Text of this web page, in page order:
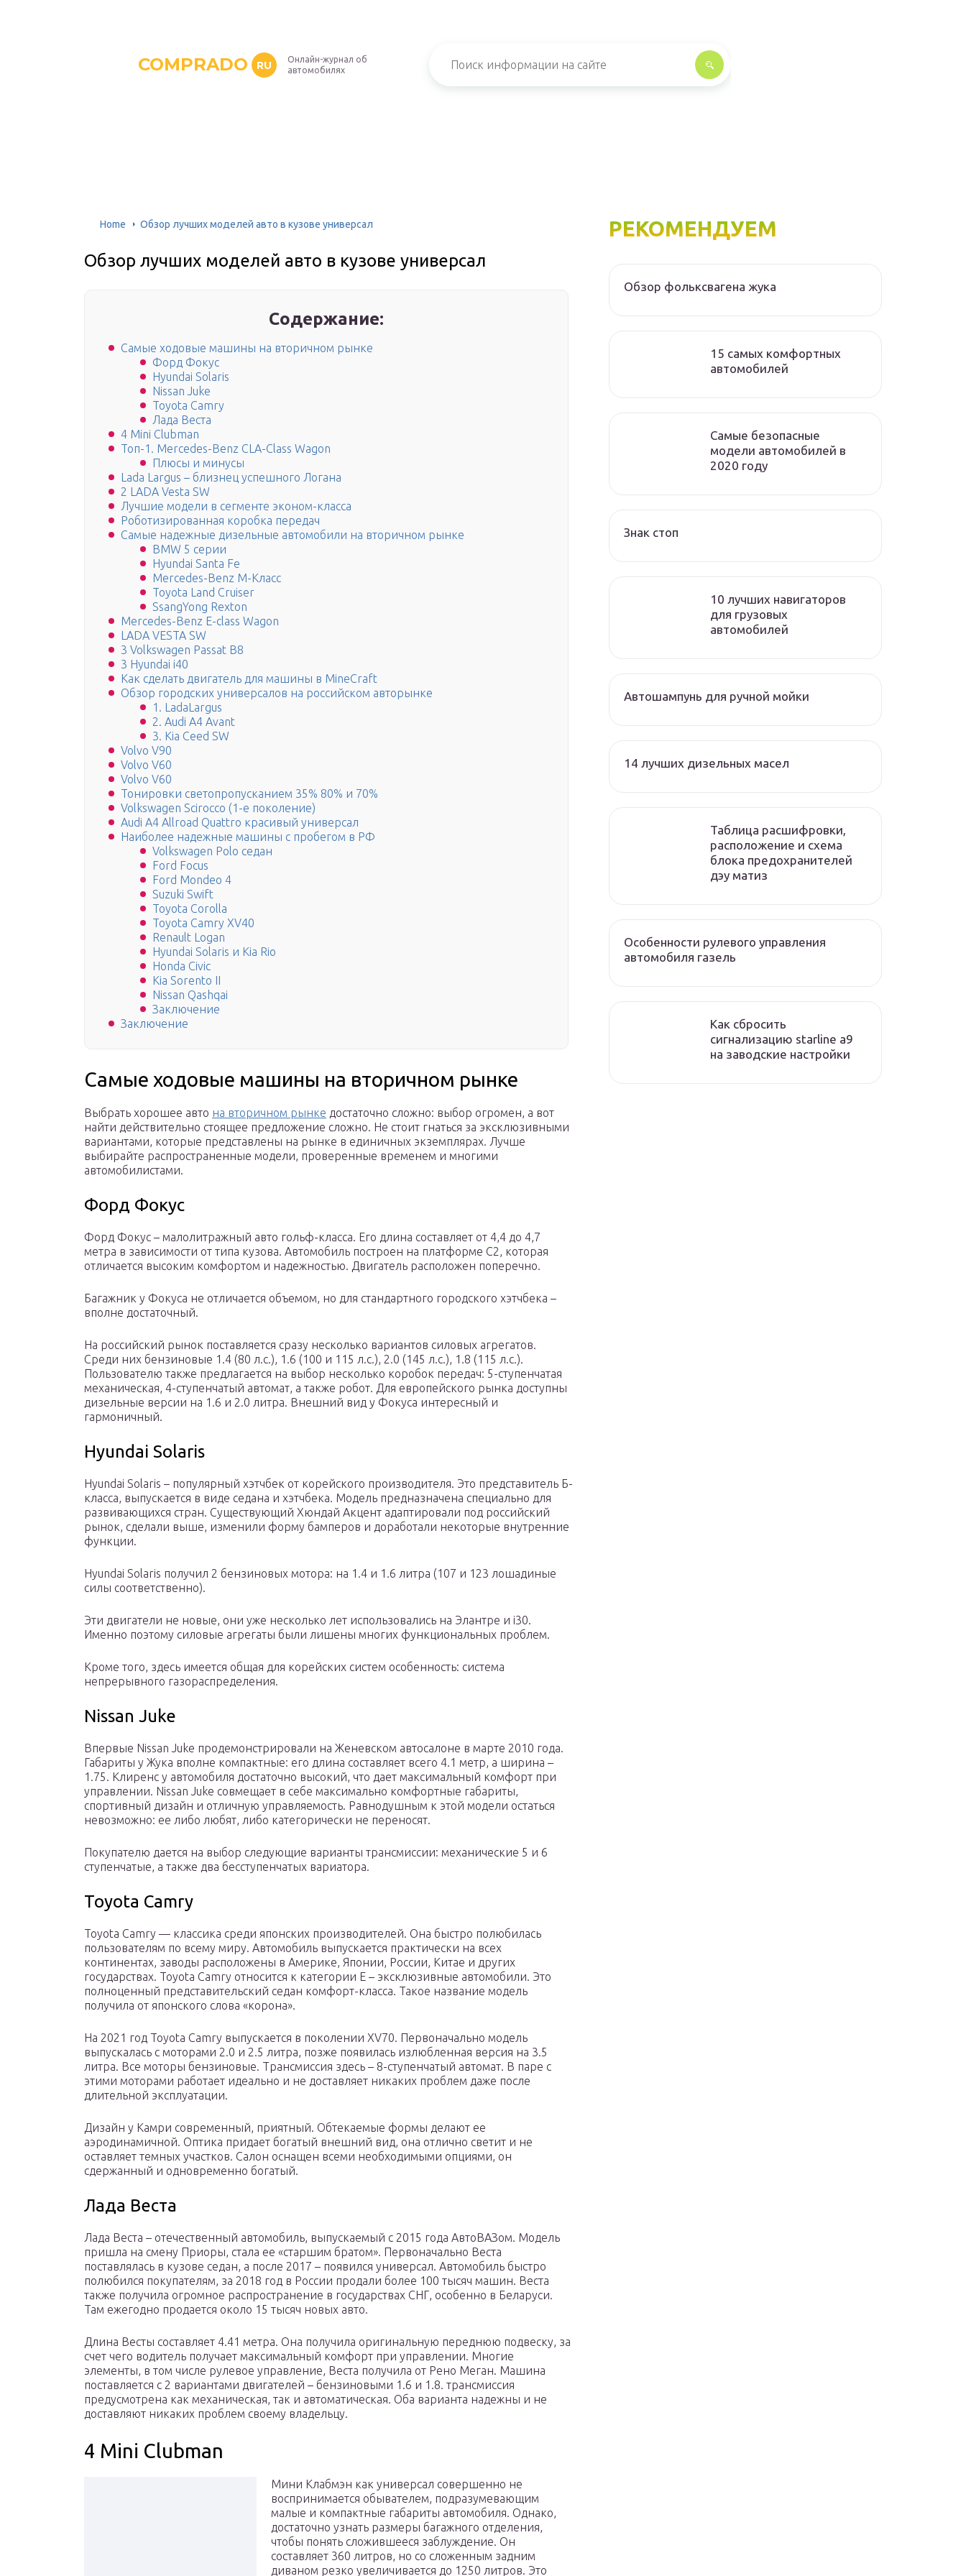
COMPRADO RU
Онлайн-журнал об
автомобилях
Home Обзор лучших моделей авто в кузове универсал
Обзор лучших моделей авто в кузове универсал
Содержание:
Самые ходовые машины на вторичном рынке
Форд Фокус
Hyundai Solaris
Nissan Juke
Toyota Camry
Лада Веста
4 Mini Clubman
Топ-1. Mercedes-Benz CLA-Class Wagon
Плюсы и минусы
Lada Largus – близнец успешного Логана
2 LADA Vesta SW
Лучшие модели в сегменте эконом-класса
Роботизированная коробка передач
Самые надежные дизельные автомобили на вторичном рынке
BMW 5 серии
Hyundai Santa Fe
Mercedes-Benz M-Класс
Toyota Land Cruiser
SsangYong Rexton
Mercedes-Benz E-class Wagon
LADA VESTA SW
3 Volkswagen Passat B8
3 Hyundai i40
Как сделать двигатель для машины в MineCraft
Обзор городских универсалов на российском авторынке
1. LadaLargus
2. Audi A4 Avant
3. Kia Ceed SW
Volvo V90
Volvo V60
Volvo V60
Тонировки светопропусканием 35% 80% и 70%
Volkswagen Scirocco (1-е поколение)
Audi A4 Allroad Quattro красивый универсал
Наиболее надежные машины с пробегом в РФ
Volkswagen Polo седан
Ford Focus
Ford Mondeo 4
Suzuki Swift
Toyota Corolla
Toyota Camry XV40
Renault Logan
Hyundai Solaris и Kia Rio
Honda Civic
Kia Sorento II
Nissan Qashqai
Заключение
Заключение
Самые ходовые машины на вторичном рынке
Выбрать хорошее авто на вторичном рынке достаточно сложно: выбор огромен, а вот
найти действительно стоящее предложение сложно. Не стоит гнаться за эксклюзивными
вариантами, которые представлены на рынке в единичных экземплярах. Лучше
выбирайте распространенные модели, проверенные временем и многими
автомобилистами.
Форд Фокус
Форд Фокус – малолитражный авто гольф-класса. Его длина составляет от 4,4 до 4,7
метра в зависимости от типа кузова. Автомобиль построен на платформе С2, которая
отличается высоким комфортом и надежностью. Двигатель расположен поперечно.
Багажник у Фокуса не отличается объемом, но для стандартного городского хэтчбека –
вполне достаточный.
На российский рынок поставляется сразу несколько вариантов силовых агрегатов.
Среди них бензиновые 1.4 (80 л.с.), 1.6 (100 и 115 л.с.), 2.0 (145 л.с.), 1.8 (115 л.с.).
Пользователю также предлагается на выбор несколько коробок передач: 5-ступенчатая
механическая, 4-ступенчатый автомат, а также робот. Для европейского рынка доступны
дизельные версии на 1.6 и 2.0 литра. Внешний вид у Фокуса интересный и
гармоничный.
Hyundai Solaris
Hyundai Solaris – популярный хэтчбек от корейского производителя. Это представитель Б-
класса, выпускается в виде седана и хэтчбека. Модель предназначена специально для
развивающихся стран. Существующий Хюндай Акцент адаптировали под российский
рынок, сделали выше, изменили форму бамперов и доработали некоторые внутренние
функции.
Hyundai Solaris получил 2 бензиновых мотора: на 1.4 и 1.6 литра (107 и 123 лошадиные
силы соответственно).
Эти двигатели не новые, они уже несколько лет использовались на Элантре и i30.
Именно поэтому силовые агрегаты были лишены многих функциональных проблем.
Кроме того, здесь имеется общая для корейских систем особенность: система
непрерывного газораспределения.
Nissan Juke
Впервые Nissan Juke продемонстрировали на Женевском автосалоне в марте 2010 года.
Габариты у Жука вполне компактные: его длина составляет всего 4.1 метр, а ширина –
1.75. Клиренс у автомобиля достаточно высокий, что дает максимальный комфорт при
управлении. Nissan Juke совмещает в себе максимально комфортные габариты,
спортивный дизайн и отличную управляемость. Равнодушным к этой модели остаться
невозможно: ее либо любят, либо категорически не переносят.
Покупателю дается на выбор следующие варианты трансмиссии: механические 5 и 6
ступенчатые, а также два бесступенчатых вариатора.
Toyota Camry
Toyota Camry — классика среди японских производителей. Она быстро полюбилась
пользователям по всему миру. Автомобиль выпускается практически на всех
континентах, заводы расположены в Америке, Японии, России, Китае и других
государствах. Toyota Camry относится к категории Е – эксклюзивные автомобили. Это
полноценный представительский седан комфорт-класса. Такое название модель
получила от японского слова «корона».
На 2021 год Toyota Camry выпускается в поколении XV70. Первоначально модель
выпускалась с моторами 2.0 и 2.5 литра, позже появилась излюбленная версия на 3.5
литра. Все моторы бензиновые. Трансмиссия здесь – 8-ступенчатый автомат. В паре с
этими моторами работает идеально и не доставляет никаких проблем даже после
длительной эксплуатации.
Дизайн у Камри современный, приятный. Обтекаемые формы делают ее
аэродинамичной. Оптика придает богатый внешний вид, она отлично светит и не
оставляет темных участков. Салон оснащен всеми необходимыми опциями, он
сдержанный и одновременно богатый.
Лада Веста
Лада Веста – отечественный автомобиль, выпускаемый с 2015 года АвтоВАЗом. Модель
пришла на смену Приоры, стала ее «старшим братом». Первоначально Веста
поставлялась в кузове седан, а после 2017 – появился универсал. Автомобиль быстро
полюбился покупателям, за 2018 год в России продали более 100 тысяч машин. Веста
также получила огромное распространение в государствах СНГ, особенно в Беларуси.
Там ежегодно продается около 15 тысяч новых авто.
Длина Весты составляет 4.41 метра. Она получила оригинальную переднюю подвеску, за
счет чего водитель получает максимальный комфорт при управлении. Многие
элементы, в том числе рулевое управление, Веста получила от Рено Меган. Машина
поставляется с 2 вариантами двигателей – бензиновыми 1.6 и 1.8. трансмиссия
предусмотрена как механическая, так и автоматическая. Оба варианта надежны и не
доставляют никаких проблем своему владельцу.
4 Mini Clubman
Мини Клабмэн как универсал совершенно не
воспринимается обывателем, подразумевающим
малые и компактные габариты автомобиля. Однако,
достаточно узнать размеры багажного отделения,
чтобы понять сложившееся заблуждение. Он
составляет 360 литров, но со сложенным задним
диваном резко увеличивается до 1250 литров. Это
РЕКОМЕНДУЕМ
Обзор фольксвагена жука
15 самых комфортных
автомобилей
Самые безопасные
модели автомобилей в
2020 году
Знак стоп
10 лучших навигаторов
для грузовых
автомобилей
Автошампунь для ручной мойки
14 лучших дизельных масел
Таблица расшифровки,
расположение и схема
блока предохранителей
дэу матиз
Особенности рулевого управления
автомобиля газель
Как сбросить
сигнализацию starline а9
на заводские настройки